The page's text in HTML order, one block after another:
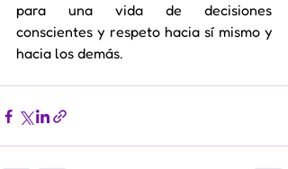
para una vida de decisiones
conscientes y respeto hacia sí mismo y
hacia los demás.